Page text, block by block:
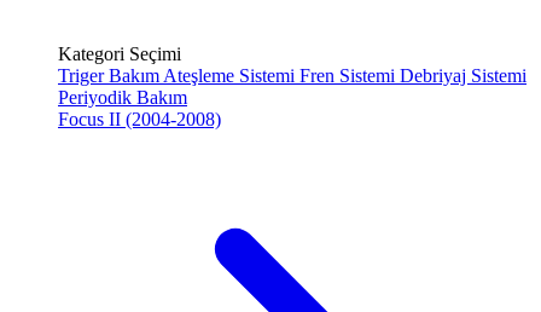
Kategori Seçimi
Triger Bakım Ateşleme Sistemi Fren Sistemi Debriyaj Sistemi
Periyodik Bakım
Focus II (2004-2008)